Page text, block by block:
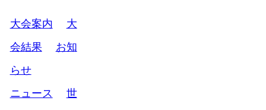
大会案内
大
会結果
お知
らせ
ニュース
世